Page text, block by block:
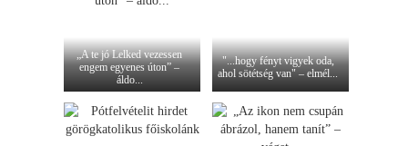
„A te jó Lelked vezessen
engem egyenes úton” –
áldo...
"...hogy fényt vigyek oda,
ahol sötétség van" – elmél...